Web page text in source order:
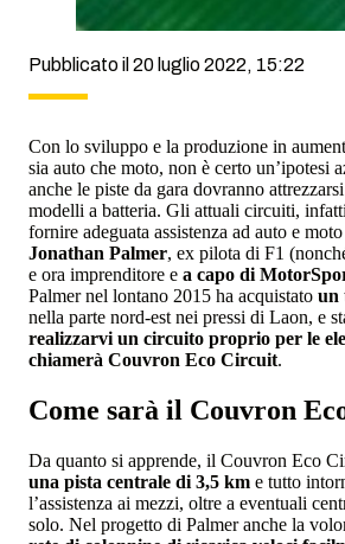
Pubblicato il 20 luglio 2022, 15:22
Con lo sviluppo e la produzione in
sia auto che moto, non è certo un’ipotesi
anche le piste da gara dovranno
modelli a batteria. Gli attuali circuiti,
fornire adeguata assistenza ad auto e
Jonathan Palmer, ex pilota di F1
e ora imprenditore e a capo di
Palmer nel lontano 2015 ha acquistato un
nella parte nord-est nei pressi di Laon, e
realizzarvi un circuito proprio per le
chiamerà Couvron Eco Circuit.
Come sarà il Couvron
Da quanto si apprende, il Couvron Eco
una pista centrale di 3,5 km e tutto
l’assistenza ai mezzi, oltre a eventuali
solo. Nel progetto di Palmer anche la